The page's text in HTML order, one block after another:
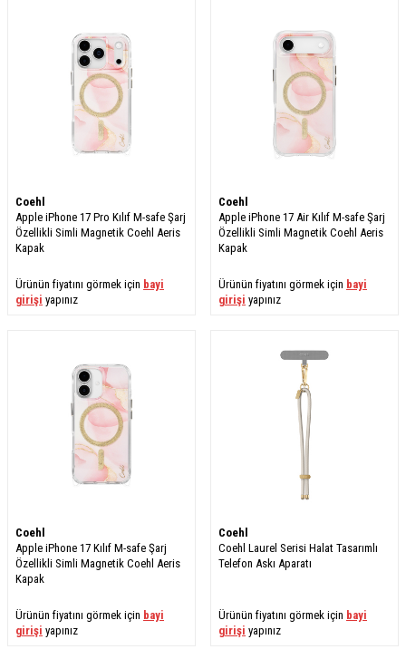
Coehl
Apple iPhone 17 Pro Kılıf M-safe Şarj
Özellikli Simli Magnetik Coehl Aeris
Kapak
Ürünün fiyatını görmek için bayi
girişi yapınız
Coehl
Apple iPhone 17 Air Kılıf M-safe Şarj
Özellikli Simli Magnetik Coehl Aeris
Kapak
Ürünün fiyatını görmek için bayi
girişi yapınız
Coehl
Apple iPhone 17 Kılıf M-safe Şarj
Özellikli Simli Magnetik Coehl Aeris
Kapak
Ürünün fiyatını görmek için bayi
girişi yapınız
Coehl
Coehl Laurel Serisi Halat Tasarımlı
Telefon Askı Aparatı
Ürünün fiyatını görmek için bayi
girişi yapınız